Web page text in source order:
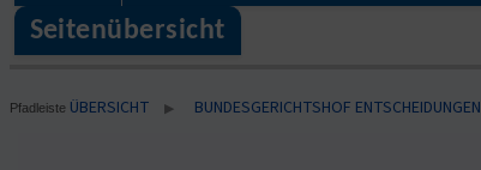
Seitenübersicht
Pfadleiste ÜBERSICHT ▶ BUNDESGERICHTSHOF ENTSCHEIDUNGEN